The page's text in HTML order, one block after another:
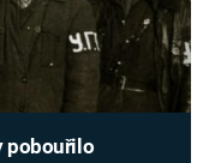
pobouřilo